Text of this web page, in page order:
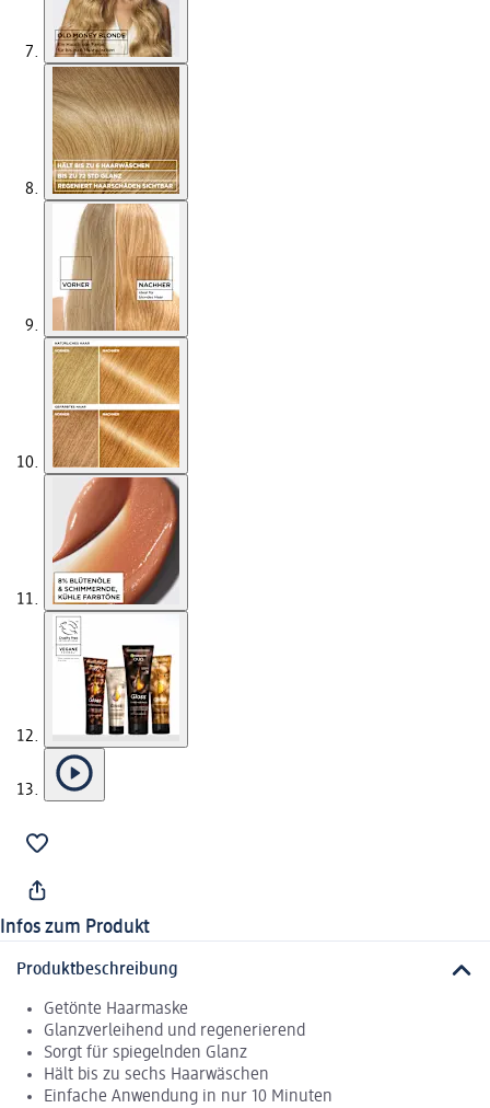
Infos zum Produkt
Produktbeschreibung
Getönte Haarmaske
Glanzverleihend und regenerierend
Sorgt für spiegelnden Glanz
Hält bis zu sechs Haarwäschen
Einfache Anwendung in nur 10 Minuten